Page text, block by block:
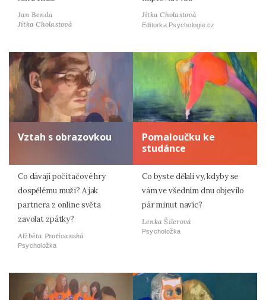
Jan Benda
Jitka Cholastová
Jitka Cholastová
Editorka Psychologie.cz
Vztah s obrazovkou
Co dávají počítačové hry
dospělému muži? A jak
partnera z online světa
zavolat zpátky?
Alžběta Protivanská
Psycholožka
Pomaloučku ke
studánce
Co byste dělali vy, kdyby se
vám ve všedním dnu objevilo
pár minut navíc?
Lenka Šilerová
Psycholožka